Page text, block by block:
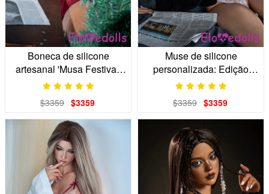
Boneca de silicone
artesanal 'Musa Festiva':
Arte de nível S
$3359 $3359
Muse de silicone
personalizada: Edição
Cerebral 'grau s'
$3359 $3359